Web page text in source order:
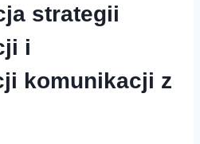
strategii
i
komunikacji‌ z